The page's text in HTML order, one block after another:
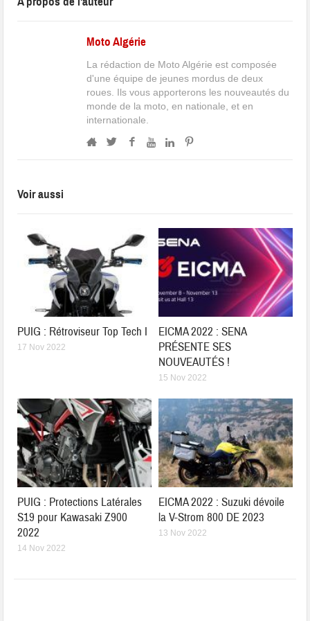
Moto Algérie
La rédaction de Moto Algérie est composée
d'une équipe de jeunes mordus de deux
roues. Ils vous apporterons les nouveautés du
monde de la moto, en nationale, et en
internationale.
Voir aussi
PUIG : Rétroviseur Top Tech I
17 Nov 2022
EICMA 2022 : SENA
PRÉSENTE SES
NOUVEAUTÉS !
15 Nov 2022
PUIG : Protections Latérales
S19 pour Kawasaki Z900
2022
14 Nov 2022
EICMA 2022 : Suzuki dévoile
la V-Strom 800 DE 2023
13 Nov 2022